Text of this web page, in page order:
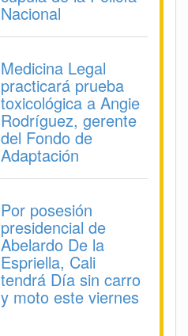
Nacional
Medicina Legal
practicará prueba
toxicológica a Angie
Rodríguez, gerente
del Fondo de
Adaptación
Por posesión
presidencial de
Abelardo De la
Espriella, Cali
tendrá Día sin carro
y moto este viernes